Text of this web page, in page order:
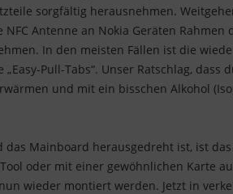
sorgfältig herausnehmen.
Antenne an Nokia Geräten
In den meisten Fällen ist die
Pull-Tabs“. Unser Ratschlag,
und mit ein bisschen Alkohol
Mainboard herausgedreht ist, ist
oder mit einer gewöhnlichen Karte
wieder montiert werden. Jetzt in